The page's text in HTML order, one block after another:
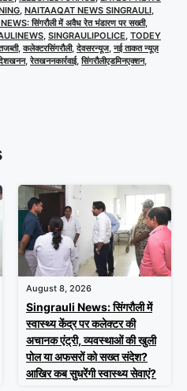
, NAITAAQAT NEWS SINGRAULI,
सिंगरौली में अवैध रेत भंडारण पर सख्ती,
, SINGRAULIPOLICE, TODEY
,कलेक्टरसिंगरौली,देवसरन्यूज,नई ताकत न्यूज़
,रेतखननकार्रवाई,सिंगरौलीएडमिनएक्शन,
August 8, 2026
Singrauli News: सिंगरौली में
स्वास्थ्य केंद्र पर कलेक्टर की
अचानक एंट्री, व्यवस्थाओं की खुली
पोल या अफसरों को सख्त संदेश?
आखिर कब सुधरेंगी स्वास्थ्य सेवाएं?